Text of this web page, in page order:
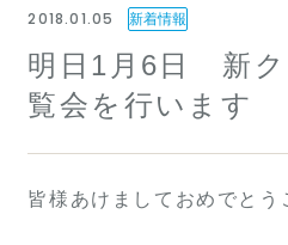
2018.01.05 新着情報
明日1月6日 新ク
覧会を行います
皆様あけましておめでとう